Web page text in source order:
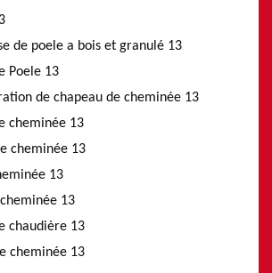
de poele a bois et granulé 13
Poele 13
de chapeau de cheminée 13
cheminée 13
cheminée 13
13
13
chaudière 13
cheminée 13